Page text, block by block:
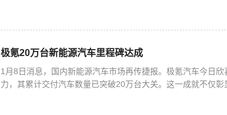
极氪20万台新能源汽车里程碑达成
1月8日消息，国内新能源汽车市场再传捷报。极氪汽车今日
力，其累计交付汽车数量已突破20万台大关。这一成就不仅